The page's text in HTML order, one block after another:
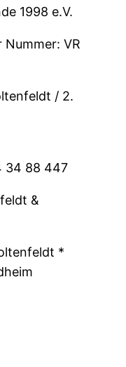
1998 e.V.
Nummer: VR
/ 2.
34 88 447
&
*